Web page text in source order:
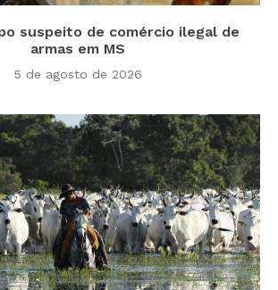
suspeito de comércio ilegal de
armas em MS
5 de agosto de 2026